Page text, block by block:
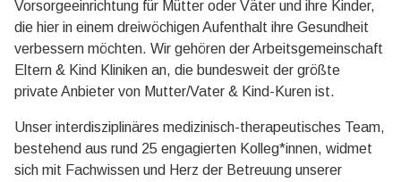
Vorsorgeeinrichtung für Mütter oder Väter und ihre Kinder,
die hier in einem dreiwöchigen Aufenthalt ihre Gesundheit
verbessern möchten. Wir gehören der Arbeitsgemeinschaft
Eltern & Kind Kliniken an, die bundesweit der größte
private Anbieter von Mutter/Vater & Kind-Kuren ist.
Unser interdisziplinäres medizinisch-therapeutisches Team,
bestehend aus rund 25 engagierten Kolleg*innen, widmet
sich mit Fachwissen und Herz der Betreuung unserer